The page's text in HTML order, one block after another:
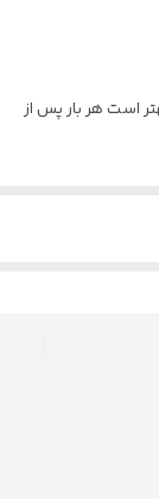
است هر بار پس از